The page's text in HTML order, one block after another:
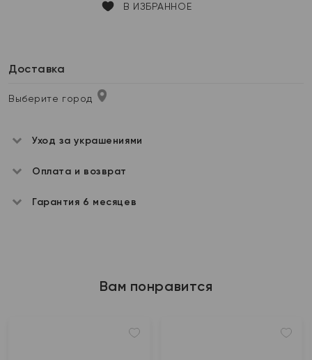
В ИЗБРАННОЕ
Доставка
Выберите город
Уход за украшениями
Оплата и возврат
Гарантия 6 месяцев
Вам понравится